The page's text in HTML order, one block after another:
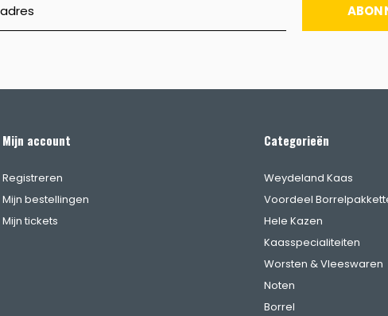
Mijn account
Registreren
Mijn bestellingen
Mijn tickets
Categorieën
Weydeland Kaas
Voordeel
Hele Kazen
Kaasspecialiteiten
Worsten & Vleeswaren
Noten
Borrel